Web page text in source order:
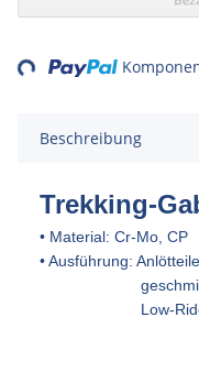
Beschreibung
Trekking-
• Material: Cr-Mo, CP
• Ausführung:
geschmiedete
Low-Rider-